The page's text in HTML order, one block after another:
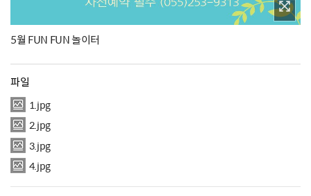
5월 FUN FUN 놀이터
파일
1.jpg
2.jpg
3.jpg
4.jpg